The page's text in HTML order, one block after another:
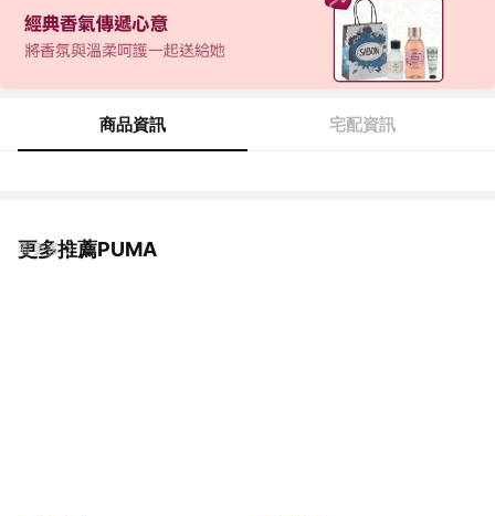
商品資訊 宅配資訊
更多推薦PUMA
看更多